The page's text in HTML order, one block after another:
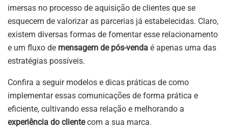
imersas no processo de aquisição de clientes que se
esquecem de valorizar as parcerias já estabelecidas. Claro,
existem diversas formas de fomentar esse relacionamento
e um fluxo de mensagem de pós-venda é apenas uma das
estratégias possíveis.
Confira a seguir modelos e dicas práticas de como
implementar essas comunicações de forma prática e
eficiente, cultivando essa relação e melhorando a
experiência do clientecom a sua marca.